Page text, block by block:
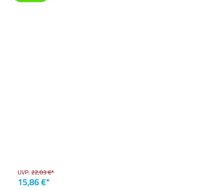
UVP: 22,03 €*
15,86 €*